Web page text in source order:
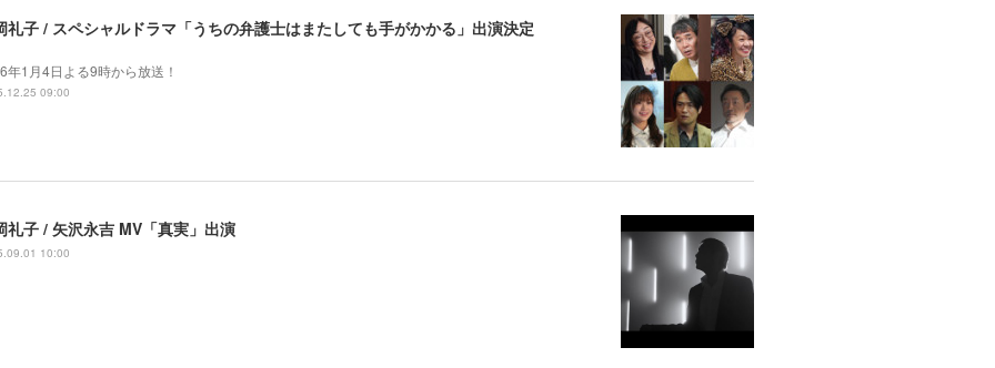
礼子 / スペシャルドラマ「うちの弁護士はまたしても手がかかる」出演決定
年1月4日よる9時から放送！
09:00
礼子 / 矢沢永吉 MV「真実」出演
10:00